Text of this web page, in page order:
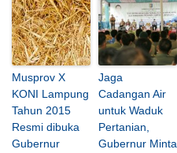
Musprov X
KONI Lampung
Tahun 2015
Resmi dibuka
Gubernur
Jaga
Cadangan Air
untuk Waduk
Pertanian,
Gubernur Minta